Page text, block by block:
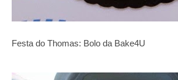
Festa do Thomas: Bolo da Bake4U